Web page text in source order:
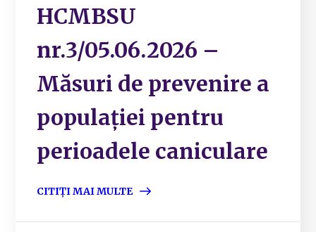
HCMBSU
nr.3/05.06.2026 –
Măsuri de prevenire a
populației pentru
perioadele caniculare
CITIȚI MAI MULTE